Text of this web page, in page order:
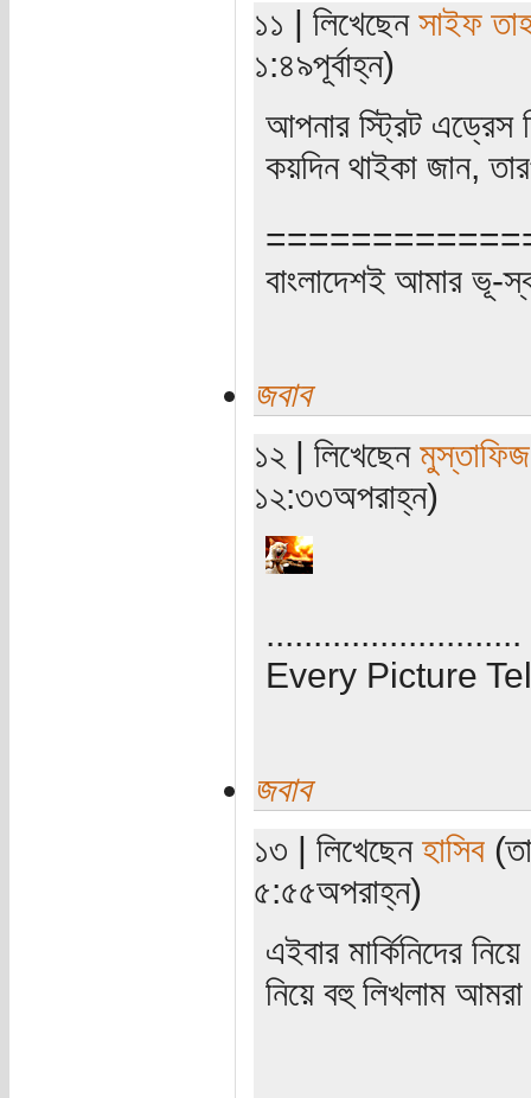
১১ | লিখেছেন সাইফ
১:৪৯পূর্বাহ্ন)
আপনার স্ট্রিট এড্রেস
কয়দিন থাইকা জান,
বাংলাদেশই আমার ভূ-
জবাব
১২ | লিখেছেন মুস্তাফিজ
১২:৩৩অপরাহ্ন)
...........................
Every Picture
জবাব
১৩ | লিখেছেন হাসিব
৫:৫৫অপরাহ্ন)
এইবার মার্কিনিদের
নিয়ে বহু লিখলাম